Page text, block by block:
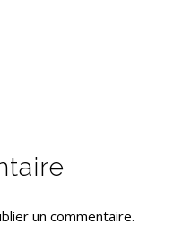
un commentaire.